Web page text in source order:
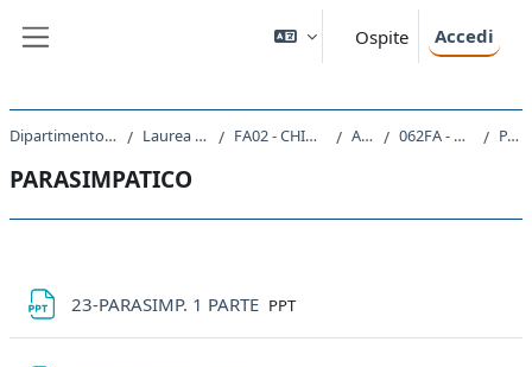
Ospite Accedi
Dipartimento di Scienze Chimiche e Farmaceutiche Laurea Magistrale Ciclo Unico 5 anni FA02 - CHIMICA E TECNOLOGIA FARMACEUTICHE A.A. 2022 - 2023 062FA - CHIMICA FARMACEUTICA 2 2022 PARASIMPATICO
PARASIMPATICO
23-PARASIMP. 1 PARTE File
PPT